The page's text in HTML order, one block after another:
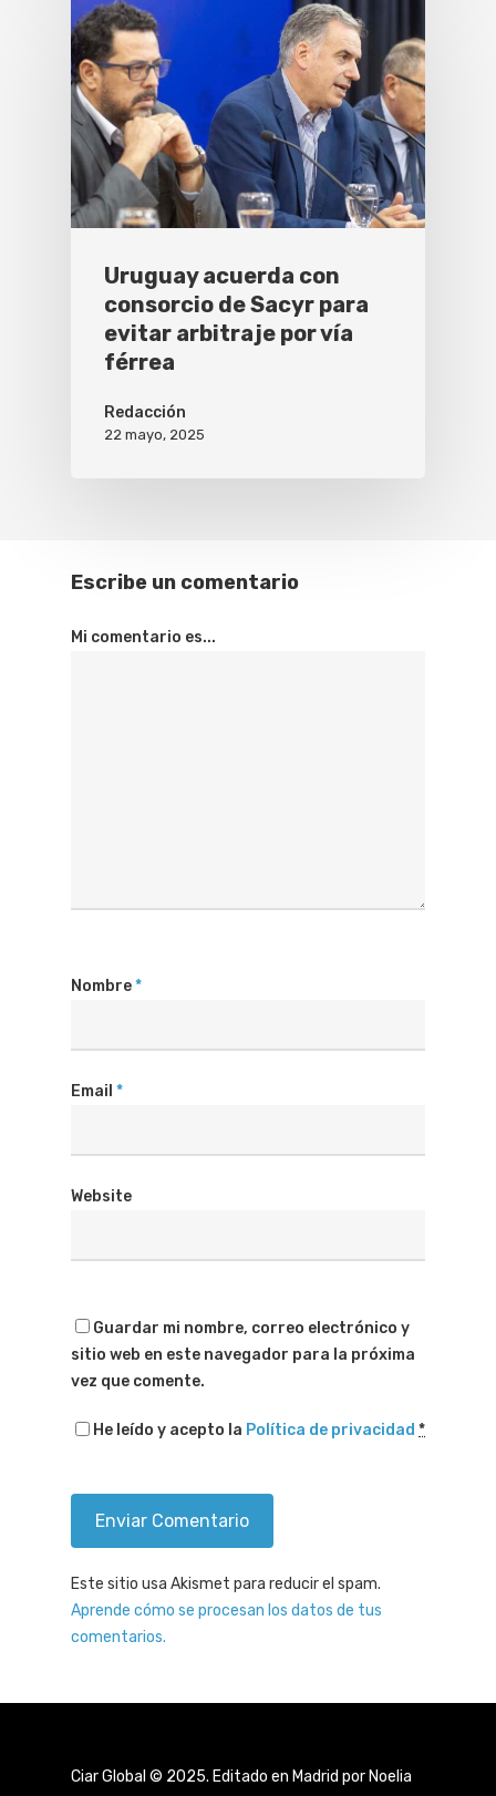
Uruguay acuerda con
consorcio de Sacyr para
evitar arbitraje por vía
férrea
Redacción
22 mayo, 2025
Escribe un comentario
Mi comentario es...
Nombre*
Email *
Website
Guardar mi nombre, correo electrónico y
sitio web en este navegador para la próxima
vez que comente.
He leído y acepto la Política de privacidad *
Este sitio usa Akismet para reducir el spam.
Aprende cómo se procesan los datos de tus
comentarios.
Ciar Global © 2025. Editado en Madrid por Noelia